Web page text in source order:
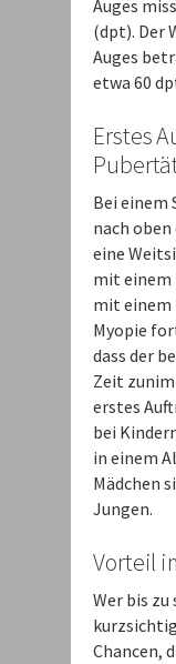
Auges
(dpt). Der
Auges
etwa 60
Erstes
Bei einem
nach
eine
mit einem
mit einem
Myopie
dass der
Zeit
erstes
bei
in einem
Mädchen
Jungen.
Vorteil
Wer bis
Chancen,